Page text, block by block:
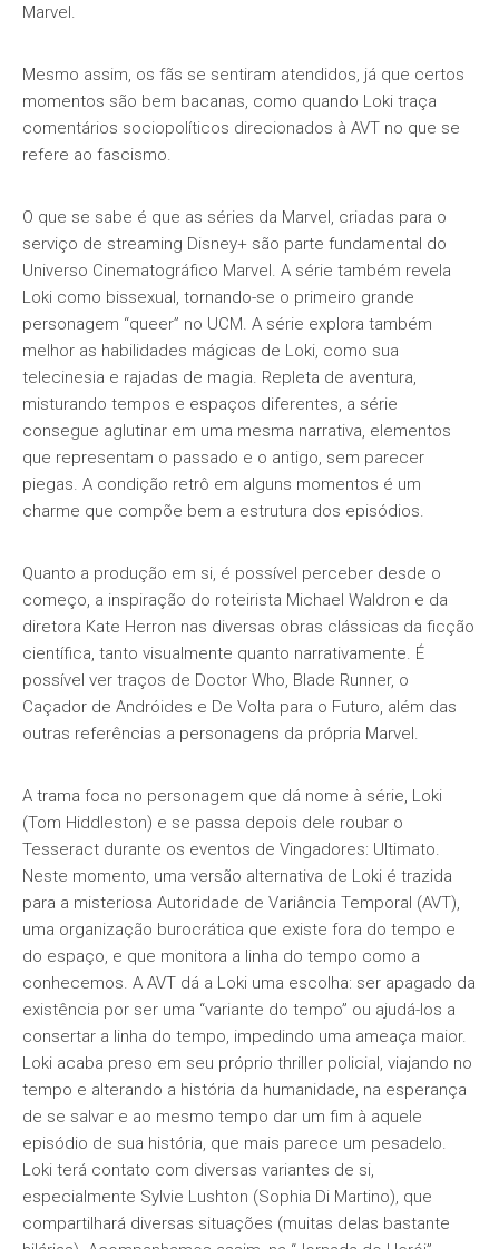
Marvel.
Mesmo assim, os fãs se sentiram atendidos, já que certos
momentos são bem bacanas, como quando Loki traça
comentários sociopolíticos direcionados à AVT no que se
refere ao fascismo.
O que se sabe é que as séries da Marvel, criadas para o
serviço de streaming Disney+ são parte fundamental do
Universo Cinematográfico Marvel. A série também revela
Loki como bissexual, tornando-se o primeiro grande
personagem “queer” no UCM. A série explora também
melhor as habilidades mágicas de Loki, como sua
telecinesia e rajadas de magia. Repleta de aventura,
misturando tempos e espaços diferentes, a série
consegue aglutinar em uma mesma narrativa, elementos
que representam o passado e o antigo, sem parecer
piegas. A condição retrô em alguns momentos é um
charme que compõe bem a estrutura dos episódios.
Quanto a produção em si, é possível perceber desde o
começo, a inspiração do roteirista Michael Waldron e da
diretora Kate Herron nas diversas obras clássicas da ficção
científica, tanto visualmente quanto narrativamente. É
possível ver traços de Doctor Who, Blade Runner, o
Caçador de Andróides e De Volta para o Futuro, além das
outras referências a personagens da própria Marvel.
A trama foca no personagem que dá nome à série, Loki
(Tom Hiddleston) e se passa depois dele roubar o
Tesseract durante os eventos de Vingadores: Ultimato.
Neste momento, uma versão alternativa de Loki é trazida
para a misteriosa Autoridade de Variância Temporal (AVT),
uma organização burocrática que existe fora do tempo e
do espaço, e que monitora a linha do tempo como a
conhecemos. A AVT dá a Loki uma escolha: ser apagado da
existência por ser uma “variante do tempo” ou ajudá-los a
consertar a linha do tempo, impedindo uma ameaça maior.
Loki acaba preso em seu próprio thriller policial, viajando no
tempo e alterando a história da humanidade, na esperança
de se salvar e ao mesmo tempo dar um fim à aquele
episódio de sua história, que mais parece um pesadelo.
Loki terá contato com diversas variantes de si,
especialmente Sylvie Lushton (Sophia Di Martino), que
compartilhará diversas situações (muitas delas bastante